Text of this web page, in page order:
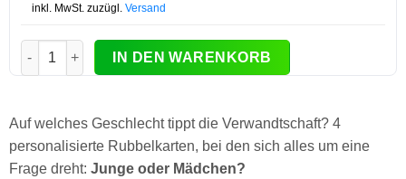
inkl. MwSt. zuzügl. Versand
4er-Set personalisierte Rubbelkarten Junge oder Mädchen
IN DEN WARENKORB
Auf welches Geschlecht tippt die Verwandtschaft? 4
personalisierte Rubbelkarten, bei den sich alles um eine
Frage dreht: Junge oder Mädchen?